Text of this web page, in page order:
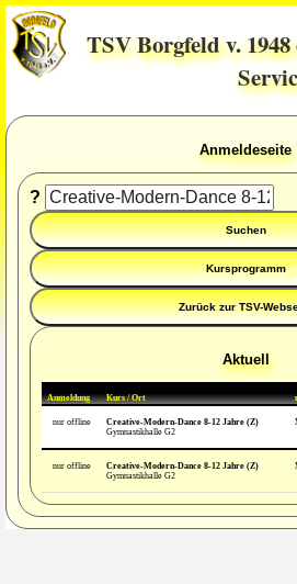
TSV Borgfeld v.
Anmeldeseite
?
Aktuell
Anmeldung Kurs / Ort
nur offline
Creative-Modern-Dance 8-12 Jahre (Z)
Gymnastikhalle G2
nur offline
Creative-Modern-Dance 8-12 Jahre (Z)
Gymnastikhalle G2